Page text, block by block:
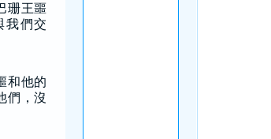
珊王噩
我們交
和他的
們，沒